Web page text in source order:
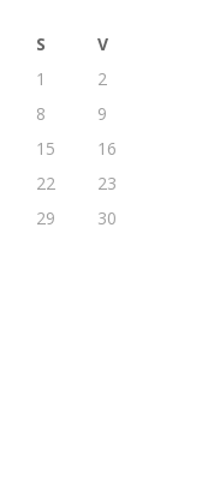
S
V
1
2
8
9
15
16
22
23
29
30